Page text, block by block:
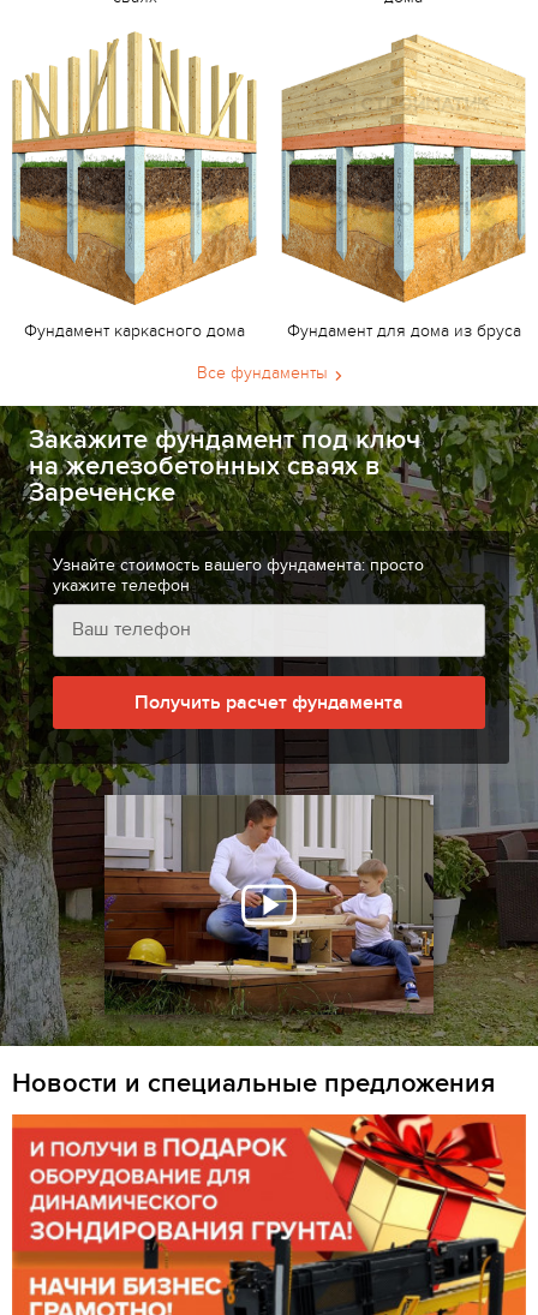
Фундамент каркасного дома Фундамент для дома из бруса
Все фундаменты
Закажите фундамент под ключ
на железобетонных сваях в
Зареченске
Узнайте стоимость вашего фундамента: просто
укажите телефон
Получить расчет фундамента
Новости и специальные предложения